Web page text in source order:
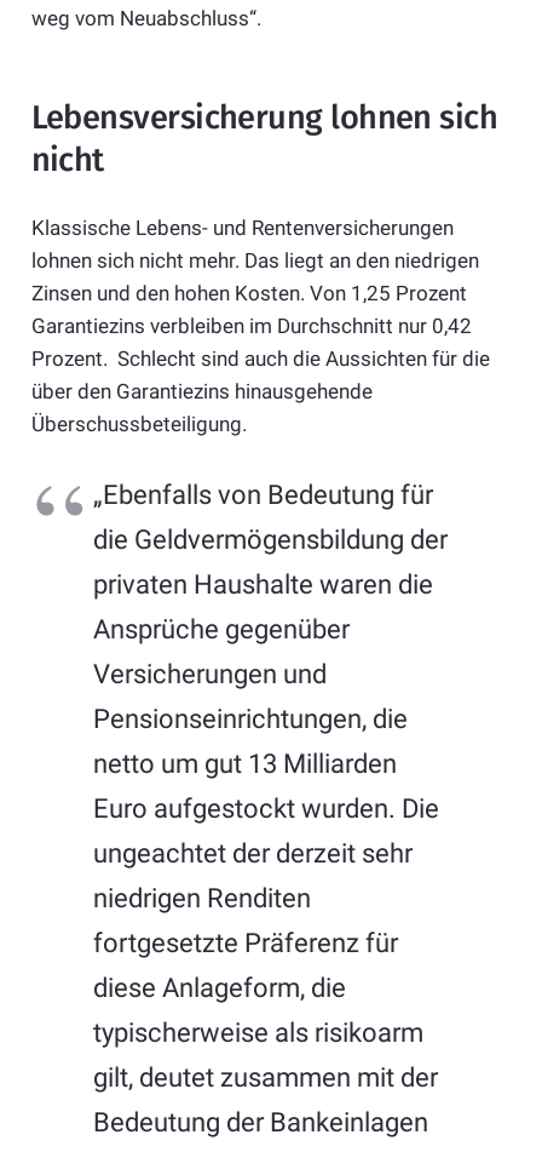
weg vom Neuabschluss“.
Lebensversicherung lohnen sich
nicht
Klassische Lebens- und Rentenversicherungen
lohnen sich nicht mehr. Das liegt an den niedrigen
Zinsen und den hohen Kosten. Von 1,25 Prozent
Garantiezins verbleiben im Durchschnitt nur 0,42
Prozent. Schlecht sind auch die Aussichten für die
über den Garantiezins hinausgehende
Überschussbeteiligung.
„Ebenfalls von Bedeutung für
die Geldvermögensbildung der
privaten Haushalte waren die
Ansprüche gegenüber
Versicherungen und
Pensionseinrichtungen, die
netto um gut 13 Milliarden
Euro aufgestockt wurden. Die
ungeachtet der derzeit sehr
niedrigen Renditen
fortgesetzte Präferenz für
diese Anlageform, die
typischerweise als risikoarm
gilt, deutet zusammen mit der
Bedeutung der Bankeinlagen